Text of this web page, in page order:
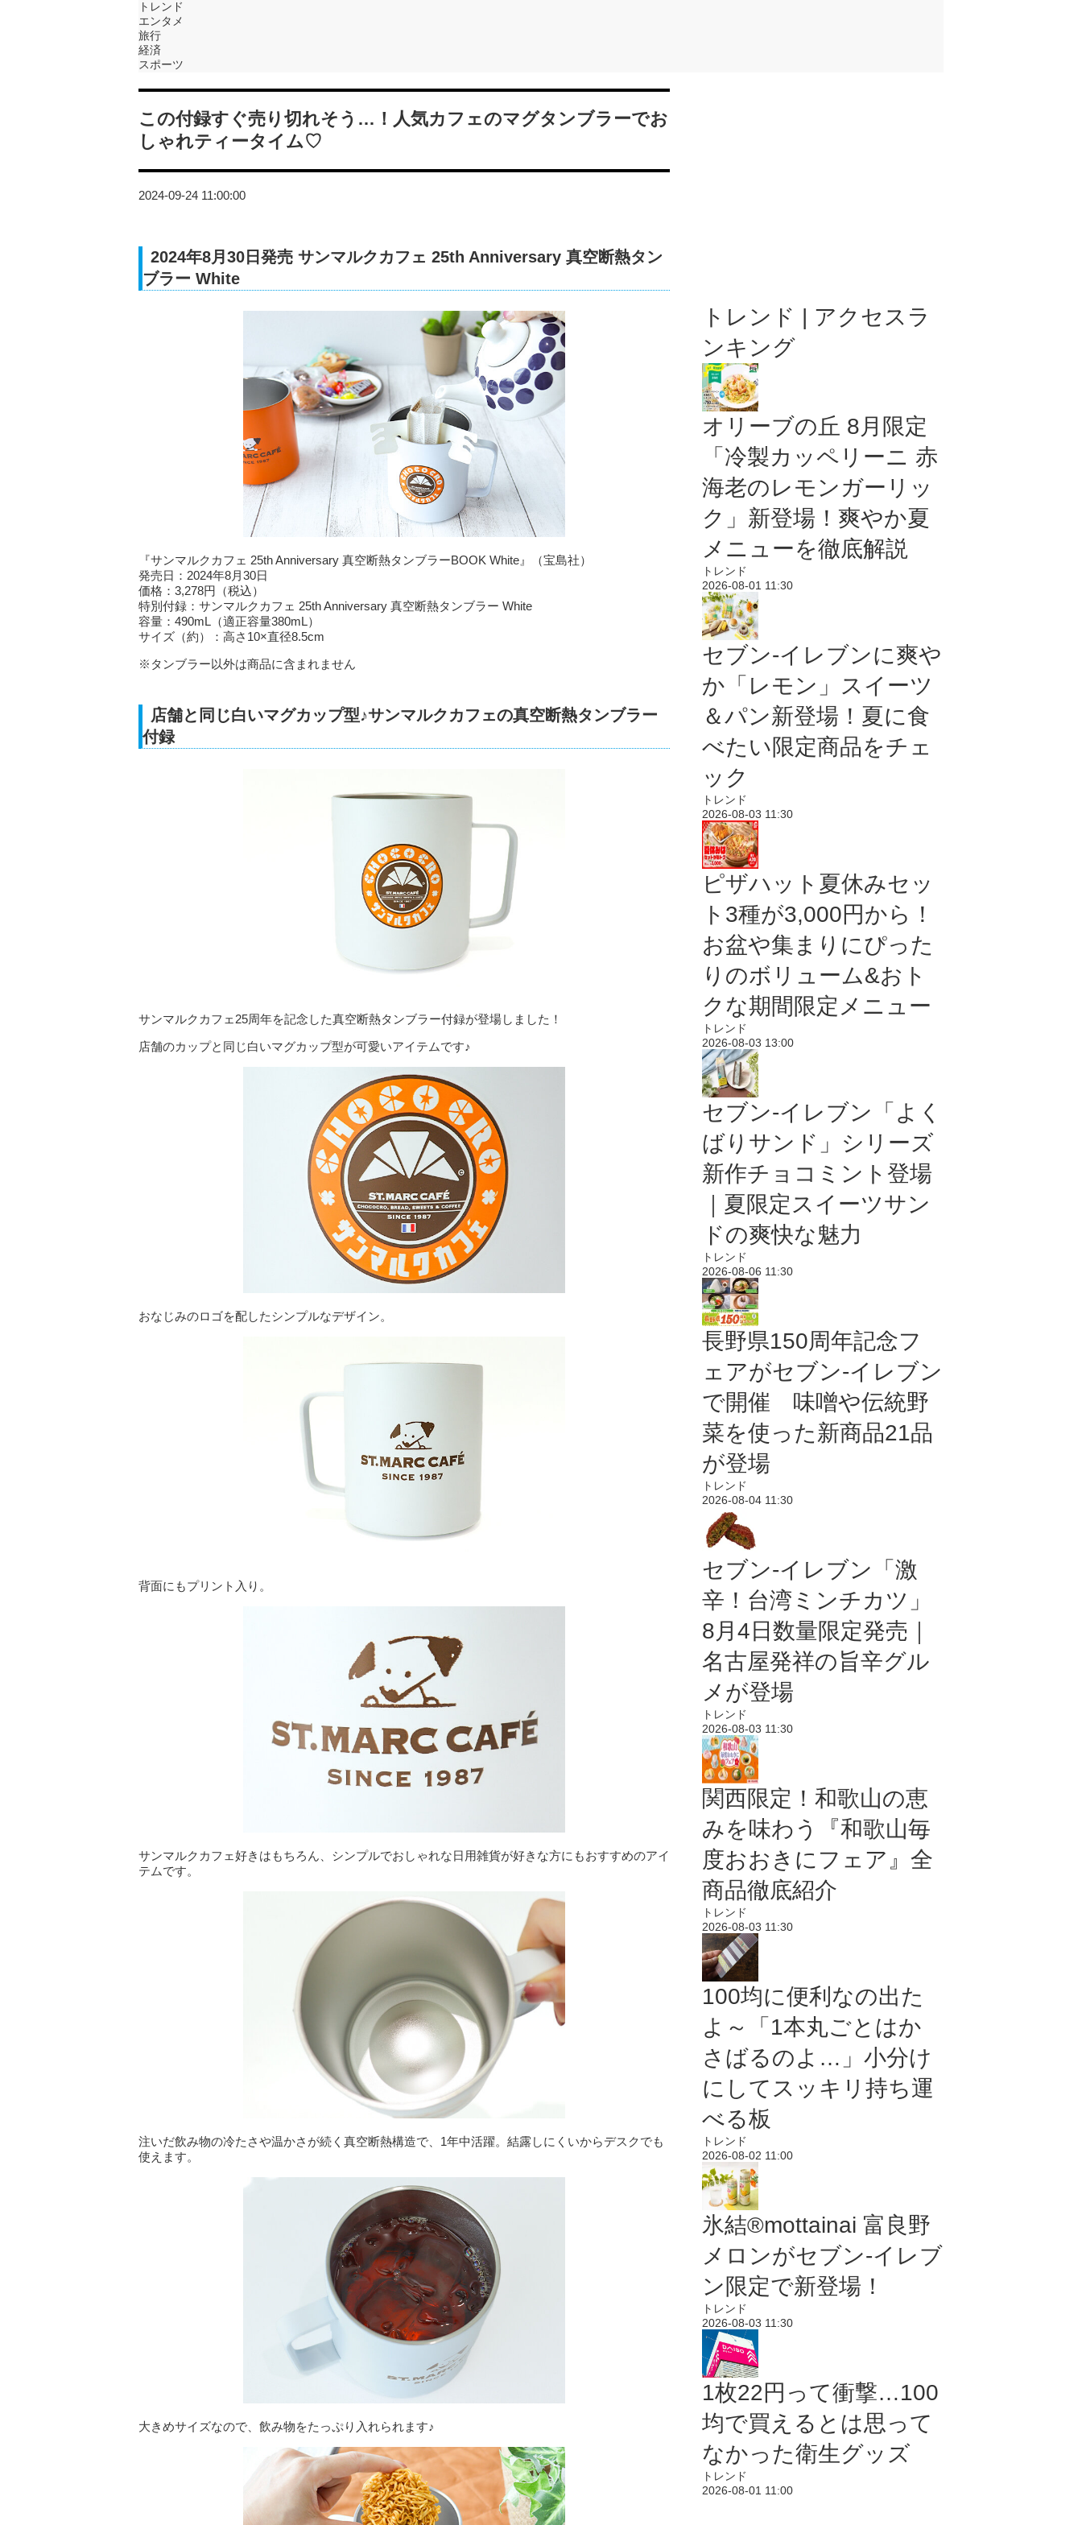
トレンド
エンタメ
旅行
経済
スポーツ
この付録すぐ売り切れそう…！人気カフェのマグタンブラーでお
しゃれティータイム♡
2024-09-24 11:00:00
2024年8月30日発売 サンマルクカフェ 25th Anniversary 真空断熱タン
ブラー White
『サンマルクカフェ 25th Anniversary 真空断熱タンブラーBOOK White』（宝島社）
発売日：2024年8月30日
価格：3,278円（税込）
特別付録：サンマルクカフェ 25th Anniversary 真空断熱タンブラー White
容量：490mL（適正容量380mL）
サイズ（約）：高さ10×直径8.5cm
※タンブラー以外は商品に含まれません
店舗と同じ白いマグカップ型♪サンマルクカフェの真空断熱タンブラー
付録
サンマルクカフェ25周年を記念した真空断熱タンブラー付録が登場しました！
店舗のカップと同じ白いマグカップ型が可愛いアイテムです♪
おなじみのロゴを配したシンプルなデザイン。
背面にもプリント入り。
サンマルクカフェ好きはもちろん、シンプルでおしゃれな日用雑貨が好きな方にもおすすめのアイ
テムです。
注いだ飲み物の冷たさや温かさが続く真空断熱構造で、1年中活躍。結露しにくいからデスクでも
使えます。
大きめサイズなので、飲み物をたっぷり入れられます♪
トレンド | アクセスラ
ンキング
オリーブの丘 8月限定
「冷製カッペリーニ 赤
海老のレモンガーリッ
ク」新登場！爽やか夏
メニューを徹底解説
トレンド
2026-08-01 11:30
セブン‐イレブンに爽や
か「レモン」スイーツ
＆パン新登場！夏に食
べたい限定商品をチェ
ック
トレンド
2026-08-03 11:30
ピザハット夏休みセッ
ト3種が3,000円から！
お盆や集まりにぴった
りのボリューム&おト
クな期間限定メニュー
トレンド
2026-08-03 13:00
セブン‐イレブン「よく
ばりサンド」シリーズ
新作チョコミント登場
｜夏限定スイーツサン
ドの爽快な魅力
トレンド
2026-08-06 11:30
長野県150周年記念フ
ェアがセブン-イレブン
で開催 味噌や伝統野
菜を使った新商品21品
が登場
トレンド
2026-08-04 11:30
セブン-イレブン「激
辛！台湾ミンチカツ」
8月4日数量限定発売｜
名古屋発祥の旨辛グル
メが登場
トレンド
2026-08-03 11:30
関西限定！和歌山の恵
みを味わう『和歌山毎
度おおきにフェア』全
商品徹底紹介
トレンド
2026-08-03 11:30
100均に便利なの出た
よ～「1本丸ごとはか
さばるのよ…」小分け
にしてスッキリ持ち運
べる板
トレンド
2026-08-02 11:00
氷結®mottainai 富良野
メロンがセブン‐イレブ
ン限定で新登場！
トレンド
2026-08-03 11:30
1枚22円って衝撃…100
均で買えるとは思って
なかった衛生グッズ
トレンド
2026-08-01 11:00